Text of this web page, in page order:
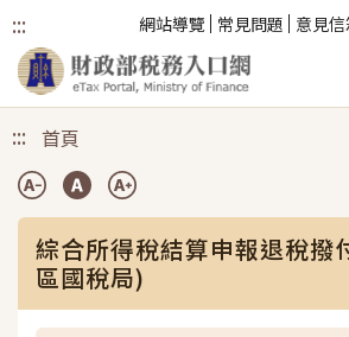
::: 網站導覽 常見問題 意見信
::: 首頁
綜合所得稅結算申報退稅撥
區國稅局)